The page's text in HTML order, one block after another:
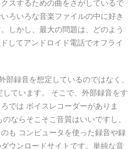
スするための曲をさがしているで
ろいろな音楽ファイルの中に好き
しかし、最大の問題は、どのよう
してアンドロイド電話でオフライ
部録音を想定しているのではなく、
ています。 そこで、外部録音をす
では ボイスレコーダーがありま
ならそこそこ音質はいいですし、
も コンピュータを使った録音や録
ウンロードサイトです。単純な音